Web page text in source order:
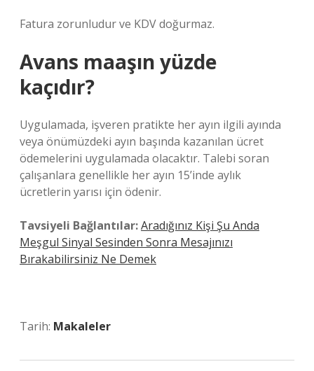
Fatura zorunludur ve KDV doğurmaz.
Avans maaşın yüzde
kaçıdır?
Uygulamada, işveren pratikte her ayın ilgili ayında
veya önümüzdeki ayın başında kazanılan ücret
ödemelerini uygulamada olacaktır. Talebi soran
çalışanlara genellikle her ayın 15’inde aylık
ücretlerin yarısı için ödenir.
Tavsiyeli Bağlantılar:Aradığınız Kişi Şu Anda
Meşgul Sinyal Sesinden Sonra Mesajınızı
Bırakabilirsiniz Ne Demek
Tarih: Makaleler